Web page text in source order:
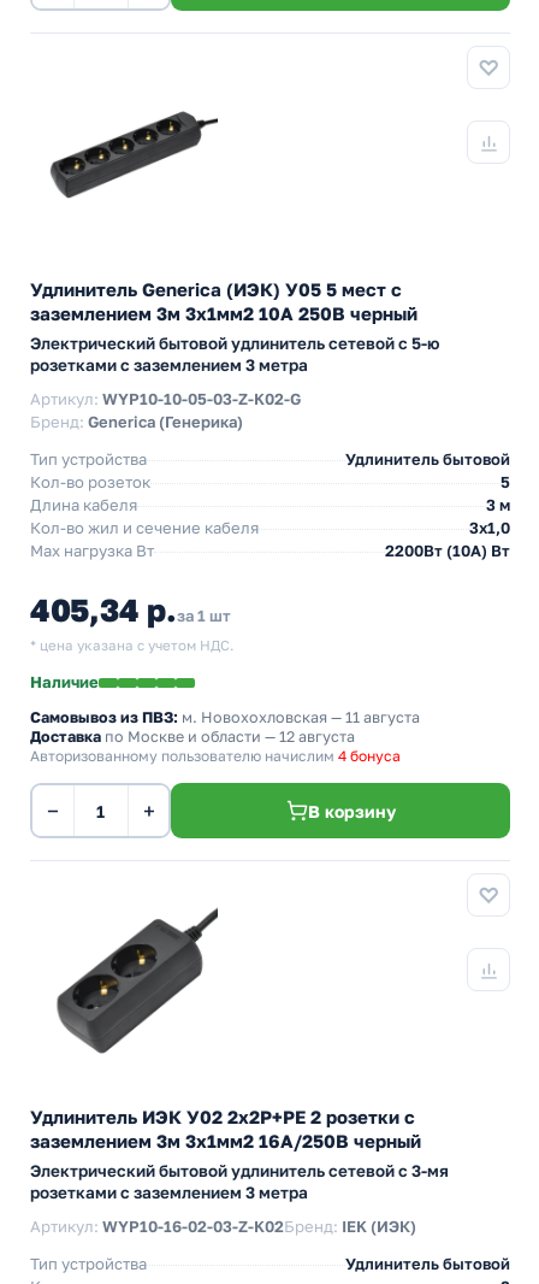
Удлинитель Generica (ИЭК) У05 5 мест с
заземлением 3м 3х1мм2 10А 250В черный
Электрический бытовой удлинитель сетевой с 5-ю
розетками с заземлением 3 метра
Артикул: WYP10-10-05-03-Z-K02-G
Бренд: Generica (Генерика)
Тип устройства
Удлинитель бытовой
Кол-во розеток
5
Длина кабеля
3 м
Кол-во жил и сечение кабеля
3х1,0
Max нагрузка Вт
2200Вт (10А) Вт
405,34 р.за 1 шт
* цена указана с учетом НДС.
Наличие
Самовывоз из ПВЗ: м. Новохохловская — 11 августа
Доставка по Москве и области — 12 августа
Авторизованному пользователю начислим 4 бонуса
− + В корзину
Удлинитель ИЭК У02 2х2P+PE 2 розетки с
заземлением 3м 3х1мм2 16А/250В черный
Электрический бытовой удлинитель сетевой с 3-мя
розетками с заземлением 3 метра
Артикул: WYP10-16-02-03-Z-K02Бренд: IEK (ИЭК)
Тип устройства
Удлинитель бытовой